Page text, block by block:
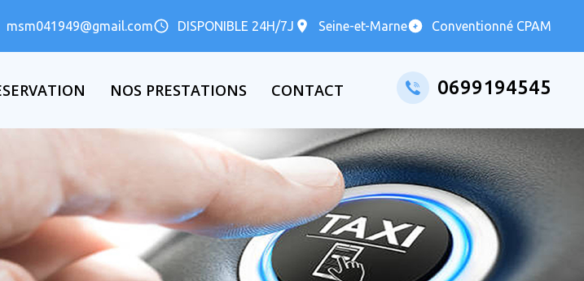
msm041949@gmail.com DISPONIBLE 24H/7J Seine-et-Marne Conventionné CPAM
NOS PRESTATIONS CONTACT 0699194545